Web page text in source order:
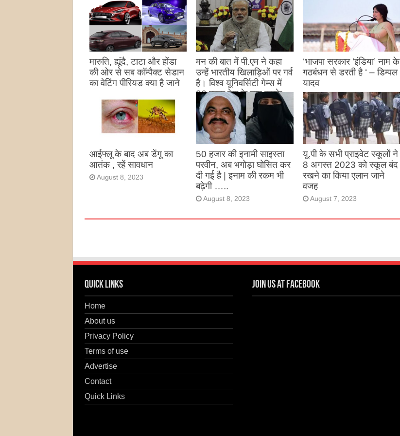
मारुति, ह्यूंदै, टाटा और होंडा
की ओर से सब कॉम्पैक्ट सेडान
का वेटिंग पीरियड क्या है जाने
मन की बात में पी.एम ने कहा
उन्हें भारतीय खिलाड़िओं पर गर्व
है। विश्व यूनिवर्सिटी गेम्स में
26 पदक देश के नाम करके
उन्होंने देश का नाम रोशन किया
है
August 27, 2023
‘भाजपा सरकार ‘इंडिया’ नाम के
गठबंधन से डरती है ‘ – डिम्पल
यादव
August 26, 2023
आईफ्लू के बाद अब डेंगू का
आतंक , रहें सावधान
August 8, 2023
50 हजार की इनामी साइस्ता
परवीन, अब भगोड़ा घोसित कर
दी गई है | इनाम की रकम भी
बढ़ेगी …..
August 8, 2023
यू.पी के सभी प्राइवेट स्कूलों ने
8 अगस्त 2023 को स्कूल बंद
रखने का किया एलान जाने
वजह
August 7, 2023
Quick Links
Home
About us
Privacy Policy
Terms of use
Advertise
Contact
Quick Links
Join us at Facebook